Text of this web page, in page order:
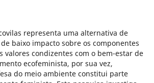
representa uma alternativa de
baixo impacto sobre os componentes
valores condizentes com o bem-estar de
ecofeminista, por sua vez,
do meio ambiente constitui parte